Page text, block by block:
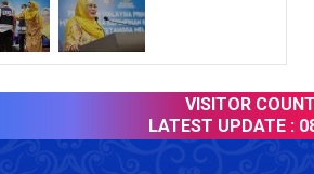
VISITOR
LATEST UPDATE :08